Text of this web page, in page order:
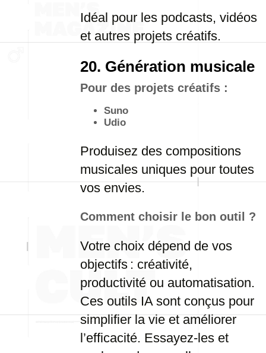
Idéal pour les podcasts, vidéos
et autres projets créatifs.
20. Génération musicale
Pour des projets créatifs :
Suno
Udio
Produisez des compositions
musicales uniques pour toutes
vos envies.
Comment choisir le bon outil ?
Votre choix dépend de vos
objectifs : créativité,
productivité ou automatisation.
Ces outils IA sont conçus pour
simplifier la vie et améliorer
l’efficacité. Essayez-les et